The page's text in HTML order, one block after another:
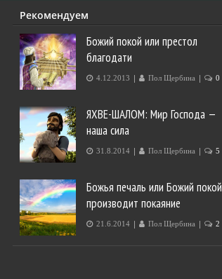
Рекомендуем
Божий покой или престол
благодати
4.12.2013 | Пол Щербина | 0
ЯХВЕ-ШАЛОМ: Мир Господа —
наша сила
31.8.2014 | Пол Щербина | 5
Божья печаль или Божий покой
производит покаяние
21.6.2014 | Пол Щербина | 2